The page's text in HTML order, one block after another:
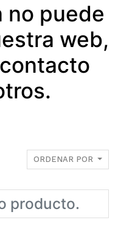
no puede
web,
ORDENAR POR
producto.